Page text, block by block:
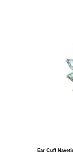
Ear Cuff